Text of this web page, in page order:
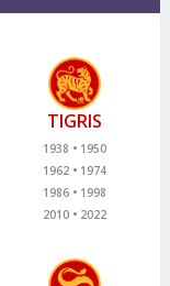
TIGRIS
1938
1950
1962
1974
1986
1998
2010
2022